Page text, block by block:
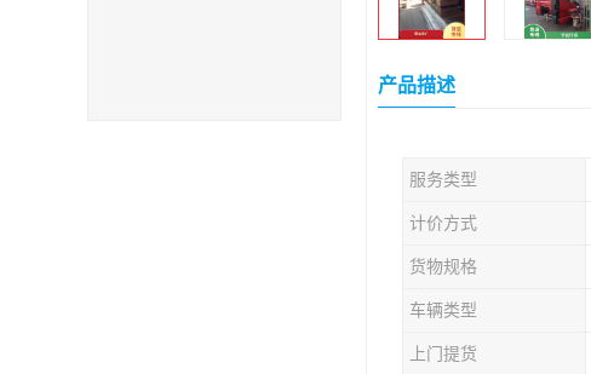
产品描述
服务类型
计价方式
货物规格
车辆类型
上门提货